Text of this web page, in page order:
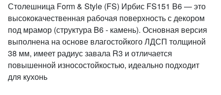
Столешница Form & Style (FS) Ирбис FS151 B6 — это
высококачественная рабочая поверхность с декором
под мрамор (структура B6 - камень). Основная версия
выполнена на основе влагостойкого ЛДСП толщиной
38 мм, имеет радиус завала R3 и отличается
повышенной износостойкостью, идеально подходит
для кухонь